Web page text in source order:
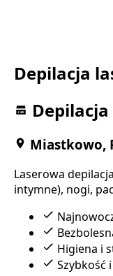
Depilacja
Miastkowo,
Laserowa
intymne), nogi,
Higiena i
Szybkość